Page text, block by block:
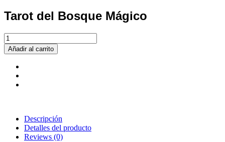
Tarot del Bosque Mágico
Añadir al carrito
Descripción
Detalles del producto
Reviews (0)